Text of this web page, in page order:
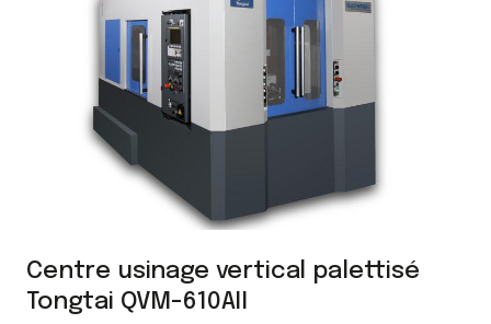
Centre usinage vertical palettisé
Tongtai QVM-610AII